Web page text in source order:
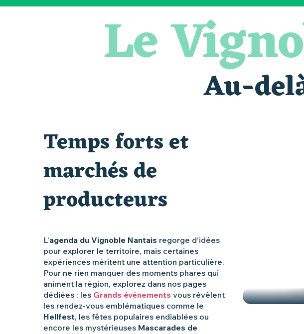
Les essentiels du Hellfest - Visite guidée du site
Balade semi nocturne en canoë-kayak
« Veduta, les palais oubliés d'Italie » Thomas Jorion
Visite guidée « Histoire d'un jardin pittoresque »
Atelier Cyanotype en lien avec l'exposition Veduta - Les palais oubliés
Vente de légumes bio
Le
Au-
Temps forts et
marchés de
producteurs
L’agenda du Vignoble Nantais regorge d’idées
pour explorer le territoire, mais certaines
expériences méritent une attention particulière.
Pour ne rien manquer des moments phares qui
animent la région, explorez dans nos pages
dédiées : les Grands événements vous révèlent
les rendez-vous emblématiques comme le
Hellfest, les fêtes populaires endiablées ou
encore les mystérieuses Mascarades de